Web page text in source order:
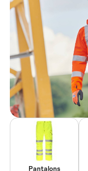
Pantalons